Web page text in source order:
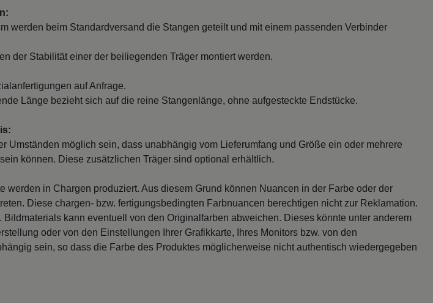
werden beim Standardversand die Stangen geteilt und mit einem passenden Verbinder
der Stabilität einer der beiliegenden Träger montiert werden.
auf Anfrage.
Länge bezieht sich auf die reine Stangenlänge, ohne aufgesteckte Endstücke.
Umständen möglich sein, dass unabhängig vom Lieferumfang und Größe ein oder mehrere
können. Diese zusätzlichen Träger sind optional erhältlich.
werden in Chargen produziert. Aus diesem Grund können Nuancen in der Farbe oder der
Diese chargen- bzw. fertigungsbedingten Farbnuancen berechtigen nicht zur Reklamation.
kann eventuell von den Originalfarben abweichen. Dieses könnte unter anderem
oder von den Einstellungen Ihrer Grafikkarte, Ihres Monitors bzw. von den
sein, so dass die Farbe des Produktes möglicherweise nicht authentisch wiedergegeben